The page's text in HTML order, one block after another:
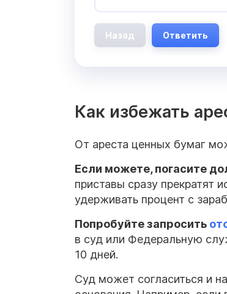
Назад Ответить
Как избежать
От ареста ценных бумаг
Если можете, погасите
приставы сразу прекратят
удерживать процент с
Попробуйте запросить
в суд или Федеральную
10 дней.
Суд может согласиться и